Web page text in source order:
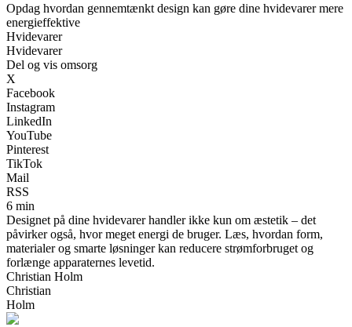
Opdag hvordan gennemtænkt design kan gøre dine hvidevarer mere
energieffektive
Hvidevarer
Hvidevarer
Del og vis omsorg
X
Facebook
Instagram
LinkedIn
YouTube
Pinterest
TikTok
Mail
RSS
6 min
Designet på dine hvidevarer handler ikke kun om æstetik – det
påvirker også, hvor meget energi de bruger. Læs, hvordan form,
materialer og smarte løsninger kan reducere strømforbruget og
forlænge apparaternes levetid.
Christian Holm
Christian
Holm